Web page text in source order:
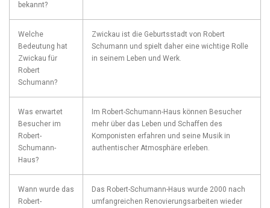
bekannt?
Welche
Bedeutung hat
Zwickau für
Robert
Schumann?
Zwickau ist ⁤die Geburtsstadt von Robert
⁢Schumann und spielt daher eine​ wichtige Rolle
‌in seinem Leben und Werk.
Was erwartet
Besucher im
Robert-
Schumann-
Haus?
Im ⁢Robert-Schumann-Haus können Besucher
⁣mehr über ⁢das Leben ‍und ​Schaffen⁢ des
Komponisten erfahren und seine Musik in ​
authentischer Atmosphäre erleben.
Wann wurde ​das
Robert-
Das Robert-Schumann-Haus‍ wurde ⁤2000 nach
umfangreichen Renovierungsarbeiten⁤ wieder